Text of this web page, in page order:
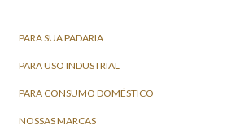
PARA SUA PADARIA
PARA USO INDUSTRIAL
PARA CONSUMO DOMÉSTICO
NOSSAS MARCAS